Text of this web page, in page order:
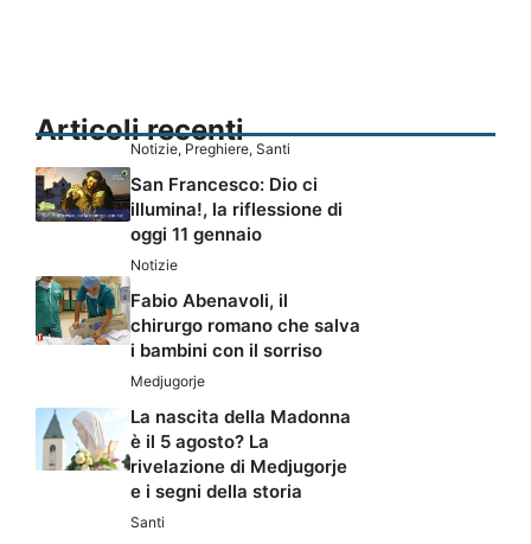
Articoli recenti
Notizie, Preghiere, Santi
San Francesco: Dio ci
illumina!, la riflessione di
oggi 11 gennaio
Notizie
Fabio Abenavoli, il
chirurgo romano che salva
i bambini con il sorriso
Medjugorje
La nascita della Madonna
è il 5 agosto? La
rivelazione di Medjugorje
e i segni della storia
Santi